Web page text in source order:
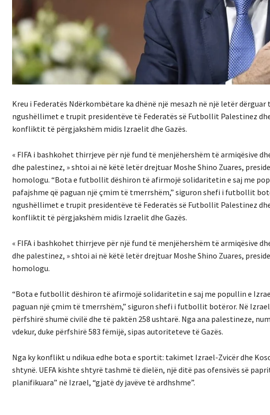
Kreu i Federatës Ndërkombëtare ka dhënë një mesazh në një letër dërguar
ngushëllimet e trupit presidentëve të Federatës së Futbollit Palestinez
konfliktit të përgjakshëm midis Izraelit dhe Gazës.
« FIFA i bashkohet thirrjeve për një fund të menjëhershëm të armiqësive
dhe palestinez, » shtoi ai në këtë letër drejtuar Moshe Shino Zuares,
homologu. “Bota e futbollit dëshiron të afirmojë solidaritetin e saj me
pafajshme që paguan një çmim të tmerrshëm,” siguron shefi i futbollit
ngushëllimet e trupit presidentëve të Federatës së Futbollit Palestinez
konfliktit të përgjakshëm midis Izraelit dhe Gazës.
« FIFA i bashkohet thirrjeve për një fund të menjëhershëm të armiqësive
dhe palestinez, » shtoi ai në këtë letër drejtuar Moshe Shino Zuares,
homologu.
“Bota e futbollit dëshiron të afirmojë solidaritetin e saj me popullin e
paguan një çmim të tmerrshëm,” siguron shefi i futbollit botëror. Në
përfshirë shumë civilë dhe të paktën 258 ushtarë. Nga ana palestineze,
vdekur, duke përfshirë 583 fëmijë, sipas autoriteteve të Gazës.
Nga ky konflikt u ndikua edhe bota e sportit: takimet Izrael-Zvicër dhe
shtynë. UEFA kishte shtyrë tashmë të dielën, një ditë pas ofensivës së
planifikuara” në Izrael, “gjatë dy javëve të ardhshme”.